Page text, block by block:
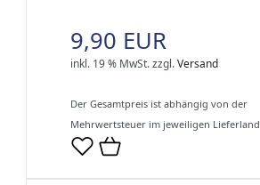
9,90 EUR
inkl. 19 % MwSt.zzgl.Versand
Der Gesamtpreis ist abhängig von der
Mehrwertsteuer im jeweiligen Lieferland.